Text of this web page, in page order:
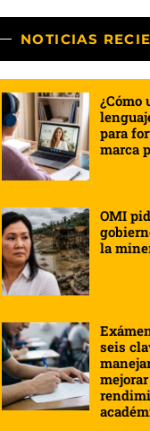
NOTICIAS
¿Cómo
para
marca
OMI
la
seis